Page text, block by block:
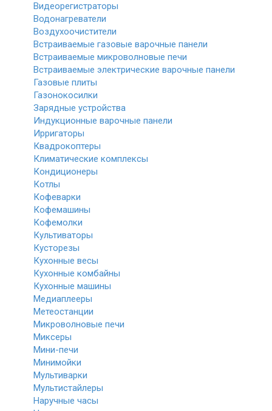
Видеорегистраторы
Водонагреватели
Воздухоочистители
Встраиваемые газовые варочные панели
Встраиваемые микроволновые печи
Встраиваемые электрические варочные панели
Газовые плиты
Газонокосилки
Зарядные устройства
Индукционные варочные панели
Ирригаторы
Квадрокоптеры
Климатические комплексы
Кондиционеры
Котлы
Кофеварки
Кофемашины
Кофемолки
Культиваторы
Кусторезы
Кухонные весы
Кухонные комбайны
Кухонные машины
Медиаплееры
Метеостанции
Микроволновые печи
Миксеры
Мини-печи
Минимойки
Мультиварки
Мультистайлеры
Наручные часы